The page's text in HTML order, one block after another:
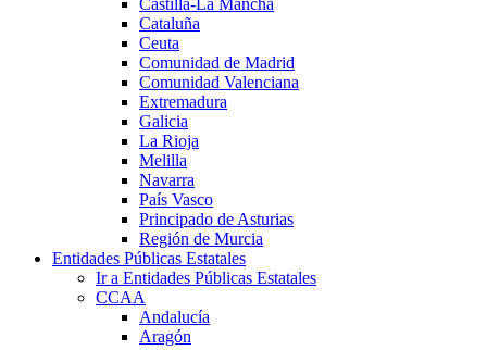
Cataluña
Ceuta
Comunidad de Madrid
Comunidad Valenciana
Extremadura
Galicia
La Rioja
Melilla
Navarra
País Vasco
Principado de Asturias
Región de Murcia
Entidades Públicas Estatales
Ir a Entidades Públicas Estatales
CCAA
Andalucía
Aragón